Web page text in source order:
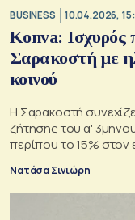
BUSINESS 10.04.2026,
Konva: Ισχυρός
Σαρακοστή με
κοινού
Η Σαρακοστή
ζήτησης του α'
περίπου το 15% στον
Νατάσα Σινιώρη